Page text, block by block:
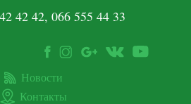
42 42, 066 555 44 33
Новости
Контакты